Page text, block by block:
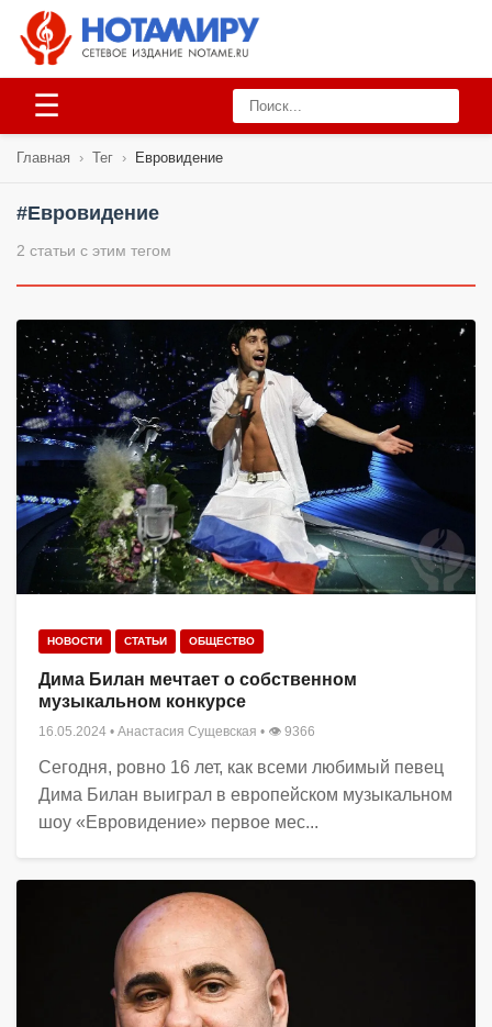
☰
Главная › Тег › Евровидение
#Евровидение
2 статьи с этим тегом
НОВОСТИ СТАТЬИ ОБЩЕСТВО
Дима Билан мечтает о собственном
музыкальном конкурсе
16.05.2024 • Анастасия Сущевская • 👁 9366
Сегодня, ровно 16 лет, как всеми любимый певец
Дима Билан выиграл в европейском музыкальном
шоу «Евровидение» первое мес...